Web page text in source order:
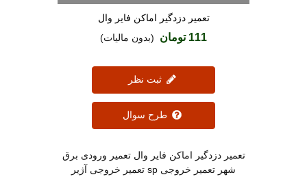
تعمیر دزدگیر اماکن فایر وال
111 تومان (بدون مالیات)
ثبت نظر
طرح سوال
تعمیر دزدگیر اماکن فایر وال تعمیر ورودی برق
شهر تعمیر خروجی sp تعمیر خروجی آژیر